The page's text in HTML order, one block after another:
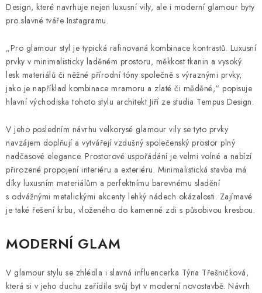
O nás Showroom a kontakt
Design, které navrhuje nejen luxusní vily, ale i moderní glamour byty
pro slavné tváře Instagramu.
„Pro glamour styl je typická rafinovaná kombinace kontrastů. Luxusní
prvky v minimalisticky laděném prostoru, měkkost tkanin a vysoký
lesk materiálů či něžné přírodní tóny společně s výraznými prvky,
jako je například kombinace mramoru a zlaté či měděné,“ popisuje
hlavní východiska tohoto stylu architekt Jiří ze studia Tempus Design.
V jeho posledním návrhu velkorysé glamour vily se tyto prvky
navzájem doplňují a vytvářejí vzdušný společenský prostor plný
nadčasové elegance. Prostorové uspořádání je velmi volné a nabízí
přirozené propojení interiéru a exteriéru. Minimalistická stavba má
díky luxusním materiálům a perfektnímu barevnému sladění
s odvážnými metalickými akcenty lehký nádech okázalosti. Zajímavé
je také řešení krbu, vloženého do kamenné zdi s působivou kresbou.
MODERNÍ GLAM
V glamour stylu se zhlédla i slavná influencerka Týna Třešničková,
která si v jeho duchu zařídila svůj byt v moderní novostavbě. Návrh